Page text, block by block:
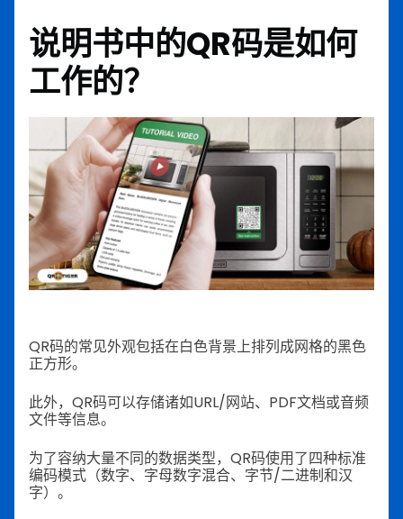
说明书中的QR码是如何
工作的？
QR码的常见外观包括在白色背景上排列成网格的黑色
正方形。
此外，QR码可以存储诸如URL/网站、PDF文档或音频
文件等信息。
为了容纳大量不同的数据类型，QR码使用了四种标准
编码模式（数字、字母数字混合、字节/二进制和汉
字）。